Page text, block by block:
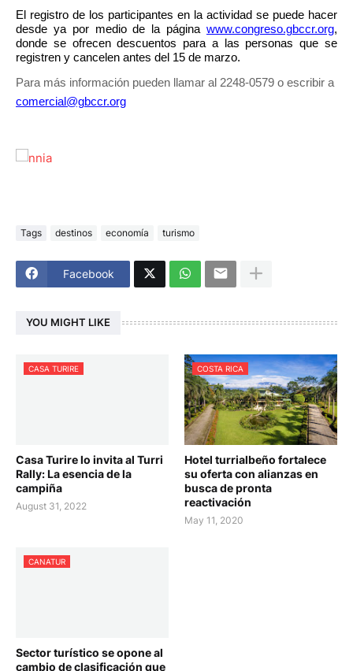
El registro de los participantes en la actividad se puede hacer
desde ya por medio de la página www.congreso.gbccr.org,
donde se ofrecen descuentos para a las personas que se
registren y cancelen antes del 15 de marzo.
comercial@gbccr.org
Tags destinos economía turismo
Facebook
YOU MIGHT LIKE
CASA TURIRE
Casa Turire lo invita al Turri
Rally: La esencia de la
campiña
August 31, 2022
COSTA RICA
Hotel turrialbeño fortalece
su oferta con alianzas en
busca de pronta
reactivación
May 11, 2020
CANATUR
Sector turístico se opone al
cambio de clasificación que